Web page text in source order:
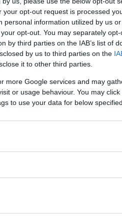
opt-out request is processed
information utilized by us
opt-out. You may separately
by third parties on the IAB’s list of
by us to third parties on the
it to other third parties.
more Google services and may
or usage behaviour. You may
to use your data for below
rankats
Nu
bilsalong